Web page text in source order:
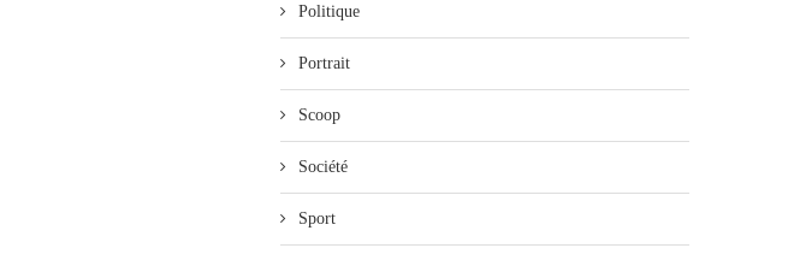
Politique
Portrait
Scoop
Société
Sport